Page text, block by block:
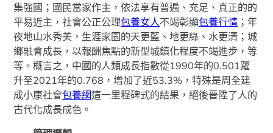
集強國；國民當家作主，依法享有普遍、充足、真正的的
平易近主，社會公正公理包養女人不竭彰顯包養行情 ；年
夜地山水秀美，生涯家園的天更藍、地更綠、水更清；城
鄉融會成長，以報酬焦點的新型城鎮化程度不竭進步，等
等。概言之，中國的人類成長指數從1990年的0.501躍
升至2021年的0.768，增加了近53.3%，特殊是周全建
成小康社會包養網這一里程碑式的結果，絕後晉陞了人的
古代化成長成色。